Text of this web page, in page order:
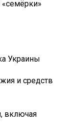
Украины
и средств
включая